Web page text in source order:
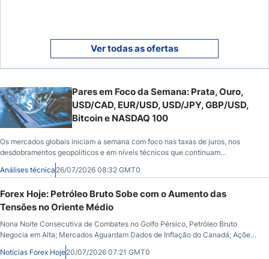
Ver todas as ofertas
Pares em Foco da Semana: Prata, Ouro,
USD/CAD, EUR/USD, USD/JPY, GBP/USD,
Bitcoin e NASDAQ 100
Os mercados globais iniciam a semana com foco nas taxas de juros, nos
desdobramentos geopolíticos e em níveis técnicos que continuam
influenciando metais, moedas, criptomoedas e ações.
Análises técnica 26/07/2026 08:32 GMT0
Forex Hoje: Petróleo Bruto Sobe com o Aumento das
Tensões no Oriente Médio
Nona Noite Consecutiva de Combates no Golfo Pérsico, Petróleo Bruto
Negocia em Alta; Mercados Aguardam Dados de Inflação do Canadá; Ações
Globais Frágeis; Ações Indianas, Queda da Rúpia
Notícias Forex Hoje20/07/2026 07:21 GMT0